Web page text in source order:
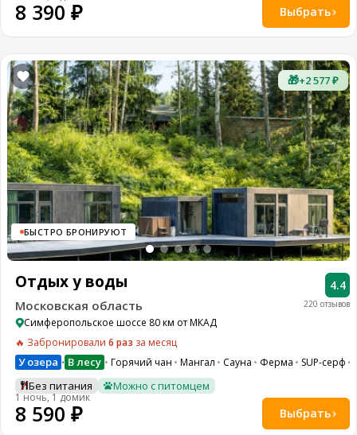
8 390 ₽ Выбрать
🎁+2 577 ₽
БЫСТРО БРОНИРУЮТ
220 отзывов
4.4
Отдых у воды
Московская область
Симферопольское шоссе 80 км от МКАД
🔥 Забронировали 6 раз за месяц
У озера • В лесу Горячий чан Мангал Сауна Ферма SUP-серф
Без питания Можно с питомцем
1 ночь, 1 домик
8 590 ₽ Выбрать